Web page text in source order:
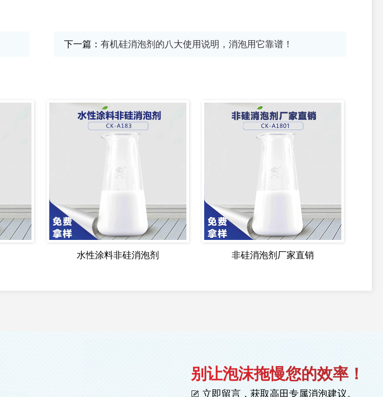
下一篇： 有机硅消泡剂的八大使用说明，消泡用它靠谱！
水性涂料非硅消泡剂 非硅消泡剂厂家直销
别让泡沫拖慢您的效率！
立即留言，获取高田专属消泡建议。